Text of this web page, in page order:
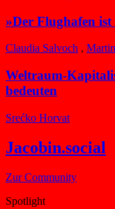
»Der Flughafen
Claudia Salvoch ,
Weltraum-
bedeuten
Srećko Horvat
Jacobin.social
Zur Community
Spotlight